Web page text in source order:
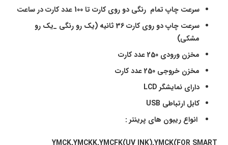
سرعت چاپ تمام رنگی دو روی کارت تا 100 عدد کارت در ساعت
سرعت چاپ دو روی کارت 36 ثانیه (یک رو رنگی _یک رو
مشکی)
مخزن ورودی 250 عدد کارت
مخزن خروجی 250 عدد کارت
دارای نمایشگر LCD
کابل ارتباطی USB
انواع ریبون های پرینتر :